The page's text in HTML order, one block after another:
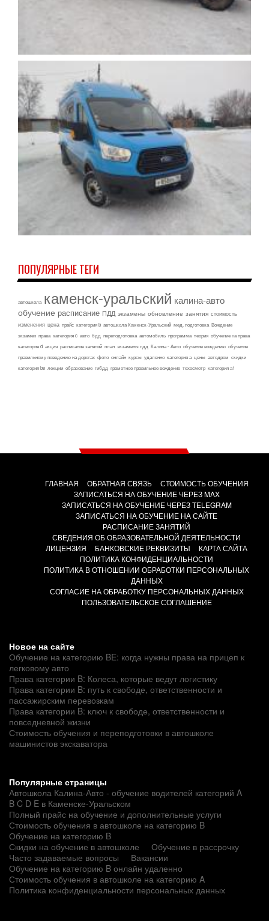
ПОПУЛЯРНЫЕ ТЕГИ
автошкола каменск-уральский калина-авто
обучение расписание ПДД экзамены обновление занятия стоимость
изменения цена прайс категория b автошкола Каменск-Уральский мед. подготовка Вождение
экзамен права категория c авто бдд переподготовка автомобиль программа теория обучение на права
категория d акция расписание занятий план экзамены пдд Калина - Авто обучение вождению обучение
правильному поведению на дорогах фото онлайн курсы удаленно категория а цены автодром скидки
категория be лекции образование гибдд грамотное правильное вождение техосмотр категория а1
ГЛАВНАЯ ОБРАТНАЯ СВЯЗЬ
СТОИМОСТЬ ОБУЧЕНИЯ
ЗАПИСАТЬСЯ НА ОБУЧЕНИЕ ЧЕРЕЗ MAX
ЗАПИСАТЬСЯ НА ОБУЧЕНИЕ ЧЕРЕЗ TELEGRAM
ЗАПИСАТЬСЯ НА ОБУЧЕНИЕ НА САЙТЕ
РАСПИСАНИЕ ЗАНЯТИЙ
СВЕДЕНИЯ ОБ ОБРАЗОВАТЕЛЬНОЙ ДЕЯТЕЛЬНОСТИ
ЛИЦЕНЗИЯ
БАНКОВСКИЕ РЕКВИЗИТЫ
КАРТА САЙТА
ПОЛИТИКА КОНФИДЕНЦИАЛЬНОСТИ
ПОЛИТИКА В ОТНОШЕНИИ ОБРАБОТКИ ПЕРСОНАЛЬНЫХ
ДАННЫХ
СОГЛАСИЕ НА ОБРАБОТКУ ПЕРСОНАЛЬНЫХ ДАННЫХ
ПОЛЬЗОВАТЕЛЬСКОЕ СОГЛАШЕНИЕ
Новое на сайте
Обучение на категорию BE: когда нужны права на прицеп к
легковому авто
Права категории B: Колеса, которые ведут логистику
Права категории B: путь к свободе, ответственности и
пассажирским перевозкам
Права категории B: ключ к свободе, ответственности и
повседневной жизни
Стоимость обучения и переподготовки в автошколе
машинистов экскаватора
Популярные страницы
Автошкола Калина-Авто - обучение водителей категорий A
B C D E в Каменске-Уральском
Полный прайс на обучение и дополнительные услуги
Стоимость обучения в автошколе на категорию B
Обучение на категорию B
Скидки на обучение в автошколе
Обучение в рассрочку
Часто задаваемые вопросы
Вакансии
Обучение на категорию B онлайн удаленно
Стоимость обучения в автошколе на категорию A
Политика конфиденциальности персональных данных